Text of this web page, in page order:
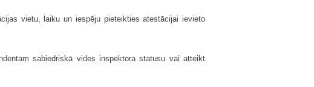
vietu, laiku un iespēju pieteikties atestācijai ievieto
sabiedriskā vides inspektora statusu vai atteikt